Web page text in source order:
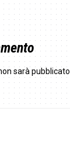
sarà pubblicato.